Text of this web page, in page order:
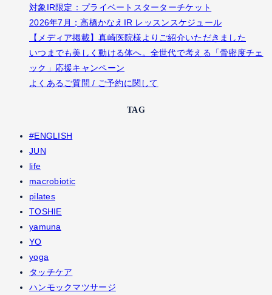
対象IR限定：プライベートスターターチケット
2026年7月；高橋かなえIR レッスンスケジュール
【メディア掲載】真崎医院様よりご紹介いただきました
いつまでも美しく動ける体へ。全世代で考える「骨密度チェ
ック」応援キャンペーン
よくあるご質問 / ご予約に関して
TAG
#ENGLISH
JUN
life
macrobiotic
pilates
TOSHIE
yamuna
YO
yoga
タッチケア
ハンモックマツサージ